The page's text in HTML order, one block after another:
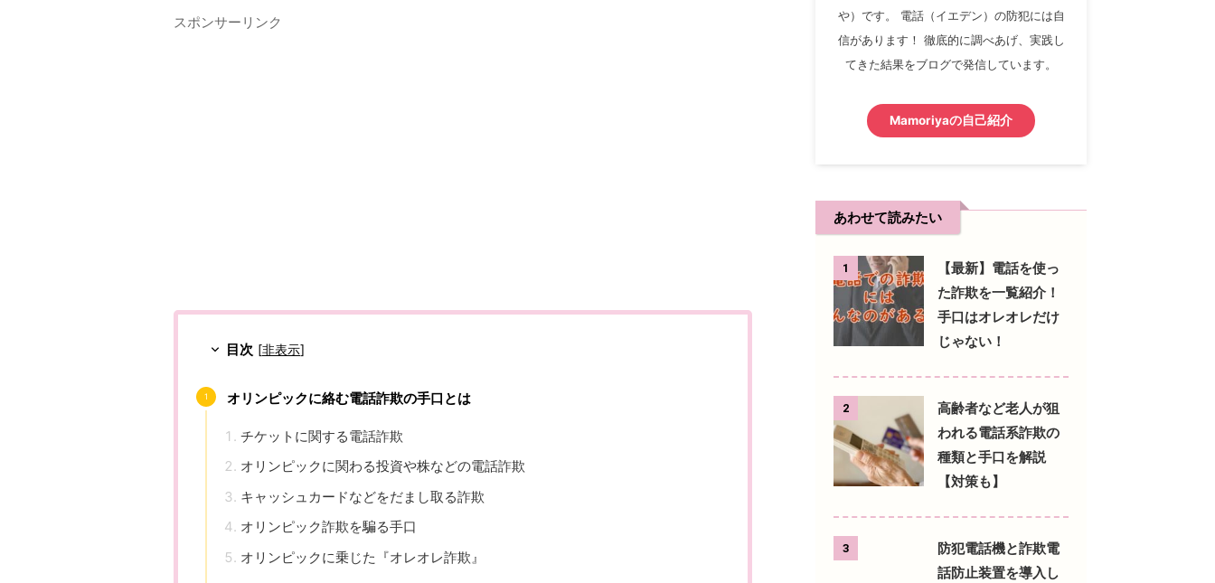
スポンサーリンク
目次 [非表示]
オリンピックに絡む電話詐欺の手口とは
チケットに関する電話詐欺
オリンピックに関わる投資や株などの電話詐欺
キャッシュカードなどをだまし取る詐欺
オリンピック詐欺を騙る手口
オリンピックに乗じた『オレオレ詐欺』
や）です。 電話（イエデン）の防犯には自
信があります！ 徹底的に調べあげ、実践し
てきた結果をブログで発信しています。
Mamoriyaの自己紹介
あわせて読みたい
1
【最新】電話を使っ
た詐欺を一覧紹介！
手口はオレオレだけ
じゃない！
2
高齢者など老人が狙
われる電話系詐欺の
種類と手口を解説
【対策も】
3
防犯電話機と詐欺電
話防止装置を導入し